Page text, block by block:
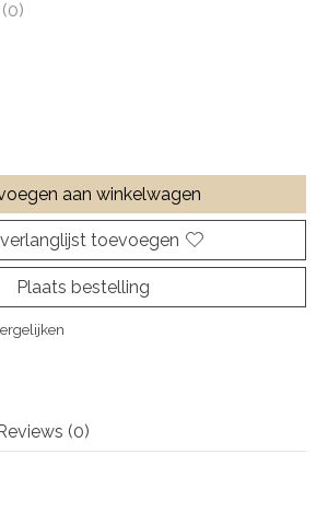
dit product is
(0)
aan winkelwagen
toevoegen
Plaats bestelling
Reviews (0)